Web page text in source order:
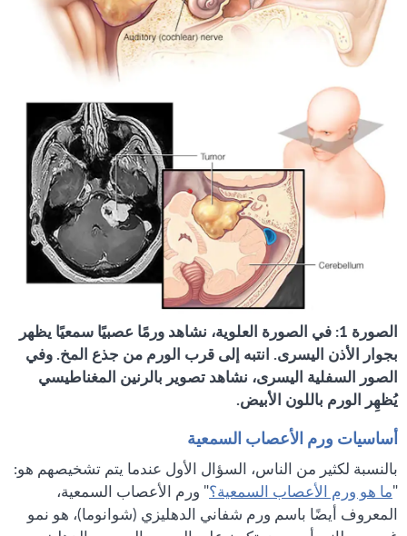
الصورة 1: في الصورة العلوية، نشاهد ورمًا عصبيًا سمعيًا يظهر
بجوار الأذن اليسرى. انتبه إلى قرب الورم من جذع المخ. وفي
الصور السفلية اليسرى، نشاهد تصوير بالرنين المغناطيسي
يُظهِر الورم باللون الأبيض.
أساسيات ورم الأعصاب السمعية
بالنسبة لكثير من الناس، السؤال الأول عندما يتم تشخيصهم هو:
"ما هو ورم الأعصاب السمعية؟" ورم الأعصاب السمعية،
المعروف أيضًا باسم ورم شفاني الدهليزي (شوانوما)، هو نمو